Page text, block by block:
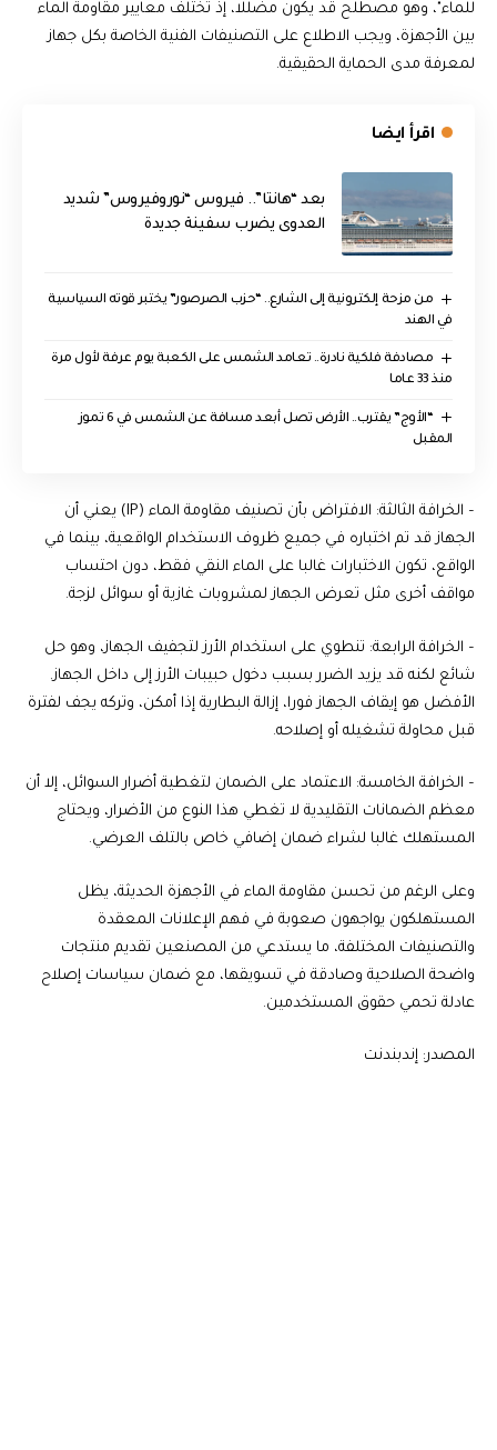
للماء"، وهو مصطلح قد يكون مضللا، إذ تختلف معايير مقاومة الماء
بين الأجهزة، ويجب الاطلاع على التصنيفات الفنية الخاصة بكل جهاز
لمعرفة مدى الحماية الحقيقية.
اقرأ ايضا
بعد “هانتا”.. فيروس “نوروفيروس” شديد
العدوى يضرب سفينة جديدة
من مزحة إلكترونية إلى الشارع.. “حزب الصرصور” يختبر قوته السياسية
في الهند
مصادفة فلكية نادرة.. تعامد الشمس على الكعبة يوم عرفة لأول مرة
منذ 33 عاما
“الأوج” يقترب.. الأرض تصل أبعد مسافة عن الشمس في 6 تموز
المقبل
– الخرافة الثالثة: الافتراض بأن تصنيف مقاومة الماء (IP) يعني أن
الجهاز قد تم اختباره في جميع ظروف الاستخدام الواقعية، بينما في
الواقع، تكون الاختبارات غالبا على الماء النقي فقط، دون احتساب
مواقف أخرى مثل تعرض الجهاز لمشروبات غازية أو سوائل لزجة.
– الخرافة الرابعة: تنطوي على استخدام الأرز لتجفيف الجهاز، وهو حل
شائع لكنه قد يزيد الضرر بسبب دخول حبيبات الأرز إلى داخل الجهاز.
الأفضل هو إيقاف الجهاز فورا، إزالة البطارية إذا أمكن، وتركه يجف لفترة
قبل محاولة تشغيله أو إصلاحه.
– الخرافة الخامسة: الاعتماد على الضمان لتغطية أضرار السوائل، إلا أن
معظم الضمانات التقليدية لا تغطي هذا النوع من الأضرار، ويحتاج
المستهلك غالبا لشراء ضمان إضافي خاص بالتلف العرضي.
وعلى الرغم من تحسن مقاومة الماء في الأجهزة الحديثة، يظل
المستهلكون يواجهون صعوبة في فهم الإعلانات المعقدة
والتصنيفات المختلفة، ما يستدعي من المصنعين تقديم منتجات
واضحة الصلاحية وصادقة في تسويقها، مع ضمان سياسات إصلاح
عادلة تحمي حقوق المستخدمين.
المصدر: إندبندنت